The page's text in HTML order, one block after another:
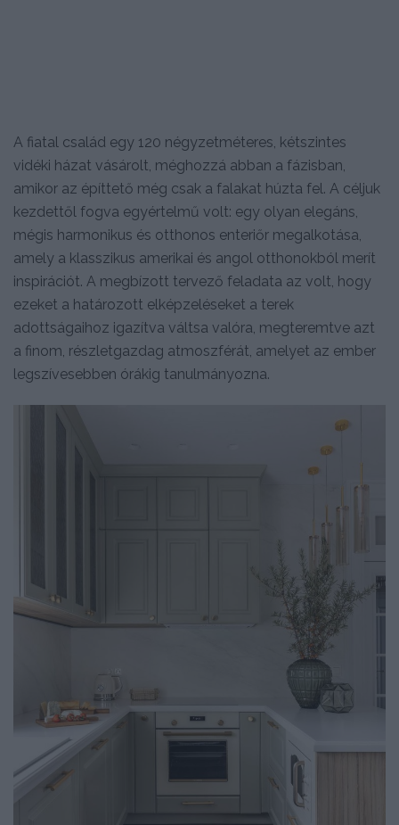
A fiatal család egy 120 négyzetméteres, kétszintes
vidéki házat vásárolt, méghozzá abban a fázisban,
amikor az építtető még csak a falakat húzta fel. A céljuk
kezdettől fogva egyértelmű volt: egy olyan elegáns,
mégis harmonikus és otthonos enteriőr megalkotása,
amely a klasszikus amerikai és angol otthonokból merít
inspirációt. A megbízott tervező feladata az volt, hogy
ezeket a határozott elképzeléseket a terek
adottságaihoz igazítva váltsa valóra, megteremtve azt
a finom, részletgazdag atmoszférát, amelyet az ember
legszívesebben órákig tanulmányozna.